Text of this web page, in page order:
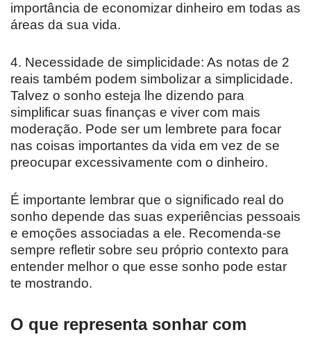
importância de economizar dinheiro em todas as
áreas da sua vida.
4. Necessidade de simplicidade: As notas de 2
reais também podem simbolizar a simplicidade.
Talvez o sonho esteja lhe dizendo para
simplificar suas finanças e viver com mais
moderação. Pode ser um lembrete para focar
nas coisas importantes da vida em vez de se
preocupar excessivamente com o dinheiro.
É importante lembrar que o significado real do
sonho depende das suas experiências pessoais
e emoções associadas a ele. Recomenda-se
sempre refletir sobre seu próprio contexto para
entender melhor o que esse sonho pode estar
te mostrando.
O que representa sonhar com